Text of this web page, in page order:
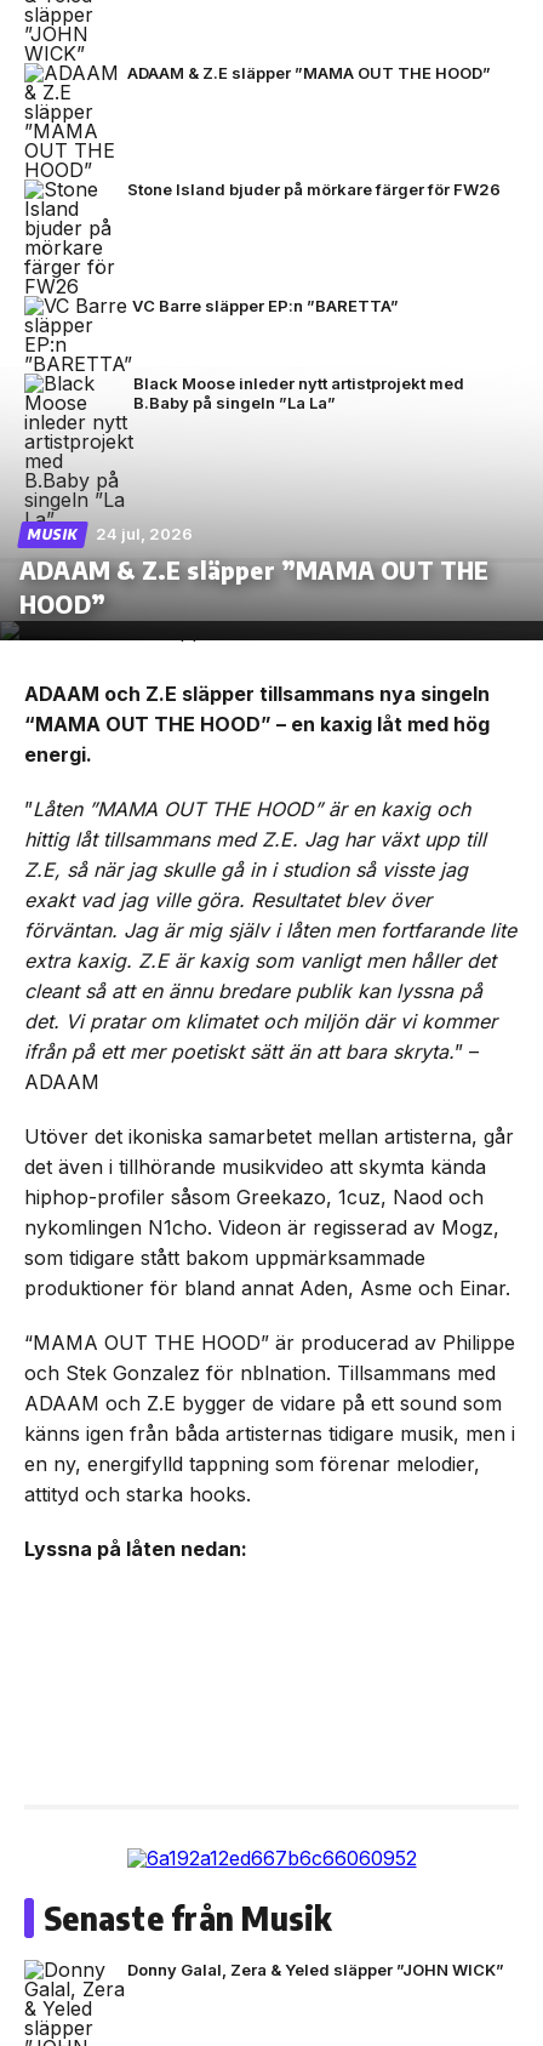
ADAAM & Z.E släpper ”MAMA OUT THE HOOD”
Stone Island bjuder på mörkare färger för FW26
VC Barre släpper EP:n ”BARETTA”
Black Moose inleder nytt artistprojekt med
B.Baby på singeln ”La La”
MUSIK 24 jul, 2026
ADAAM & Z.E släpper ”MAMA OUT THE
HOOD”
ADAAM och Z.E släpper tillsammans nya singeln
“MAMA OUT THE HOOD” – en kaxig låt med hög
energi.
”Låten ”MAMA OUT THE HOOD” är en kaxig och
hittig låt tillsammans med Z.E. Jag har växt upp till
Z.E, så när jag skulle gå in i studion så visste jag
exakt vad jag ville göra. Resultatet blev över
förväntan. Jag är mig själv i låten men fortfarande lite
extra kaxig. Z.E är kaxig som vanligt men håller det
cleant så att en ännu bredare publik kan lyssna på
det. Vi pratar om klimatet och miljön där vi kommer
ifrån på ett mer poetiskt sätt än att bara skryta.” –
ADAAM
Utöver det ikoniska samarbetet mellan artisterna, går
det även i tillhörande musikvideo att skymta kända
hiphop-profiler såsom Greekazo, 1cuz, Naod och
nykomlingen N1cho. Videon är regisserad av Mogz,
som tidigare stått bakom uppmärksammade
produktioner för bland annat Aden, Asme och Einar.
“MAMA OUT THE HOOD” är producerad av Philippe
och Stek Gonzalez för nblnation. Tillsammans med
ADAAM och Z.E bygger de vidare på ett sound som
känns igen från båda artisternas tidigare musik, men i
en ny, energifylld tappning som förenar melodier,
attityd och starka hooks.
Lyssna på låten nedan:
Senaste från Musik
Donny Galal, Zera & Yeled släpper ”JOHN WICK”